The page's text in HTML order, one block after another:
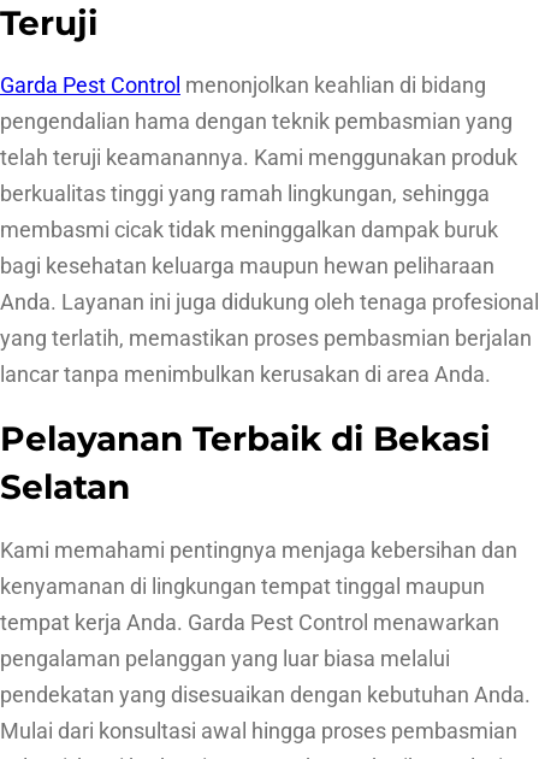
Teruji
Garda Pest Control menonjolkan keahlian di bidang
pengendalian hama dengan teknik pembasmian yang
telah teruji keamanannya. Kami menggunakan produk
berkualitas tinggi yang ramah lingkungan, sehingga
membasmi cicak tidak meninggalkan dampak buruk
bagi kesehatan keluarga maupun hewan peliharaan
Anda. Layanan ini juga didukung oleh tenaga profesional
yang terlatih, memastikan proses pembasmian berjalan
lancar tanpa menimbulkan kerusakan di area Anda.
Pelayanan Terbaik di Bekasi
Selatan
Kami memahami pentingnya menjaga kebersihan dan
kenyamanan di lingkungan tempat tinggal maupun
tempat kerja Anda. Garda Pest Control menawarkan
pengalaman pelanggan yang luar biasa melalui
pendekatan yang disesuaikan dengan kebutuhan Anda.
Mulai dari konsultasi awal hingga proses pembasmian